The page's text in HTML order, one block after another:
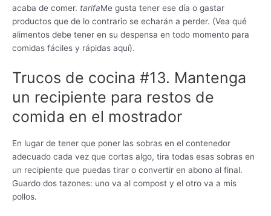
acaba de comer. tarifaMe gusta tener ese día o gastar
productos que de lo contrario se echarán a perder. (Vea qué
alimentos debe tener en su despensa en todo momento para
comidas fáciles y rápidas aquí).
Trucos de cocina #13. Mantenga
un recipiente para restos de
comida en el mostrador
En lugar de tener que poner las sobras en el contenedor
adecuado cada vez que cortas algo, tira todas esas sobras en
un recipiente que puedas tirar o convertir en abono al final.
Guardo dos tazones: uno va al compost y el otro va a mis
pollos.